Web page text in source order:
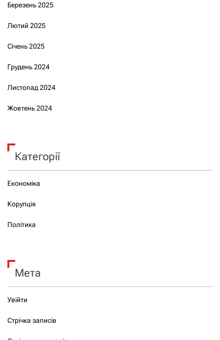
Березень 2025
Лютий 2025
Січень 2025
Грудень 2024
Листопад 2024
Жовтень 2024
Категорії
Економіка
Корупція
Політика
Мета
Увійти
Стрічка записів